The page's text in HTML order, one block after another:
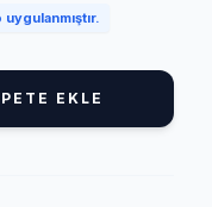
EKLE